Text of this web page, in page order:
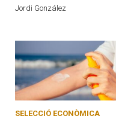
Jordi González
SELECCIÓ ECONÒMICA